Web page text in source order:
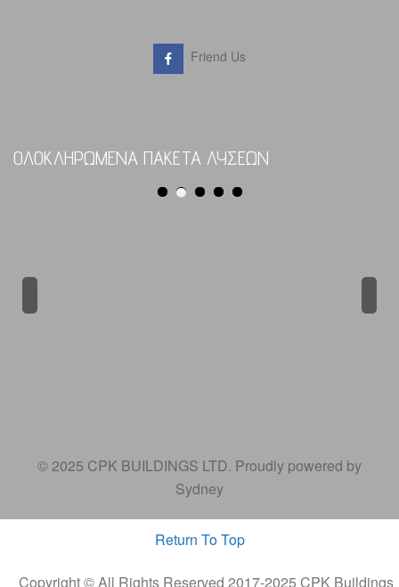
Friend Us
ΟΛΟΚΛΗΡΩΜΕΝΑ ΠΑΚΕΤΑ ΛΥΣΕΩΝ
Previous Next
© 2025 CPK BUILDINGS LTD. Proudly powered by
Sydney
Return To Top
Copyright © All Rights Reserved 2017-2025 CPK Buildings